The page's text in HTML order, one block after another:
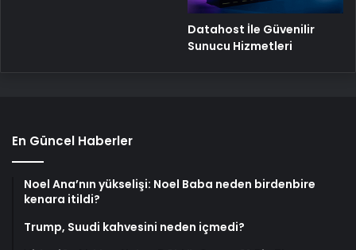
Datahost İle Güvenilir
Sunucu Hizmetleri
En Güncel Haberler
Noel Ana’nın yükselişi: Noel Baba neden birdenbire
kenara itildi?
Trump, Suudi kahvesini neden içmedi?